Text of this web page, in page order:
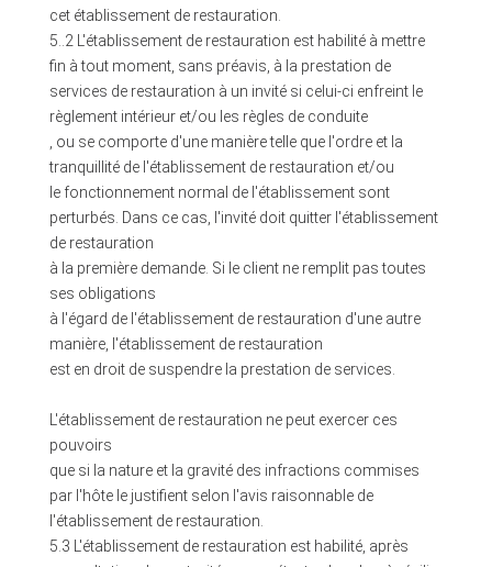
cet établissement de restauration.
5..2 L'établissement de restauration est habilité à mettre
fin à tout moment, sans préavis, à la prestation de
services de restauration à un invité si celui-ci enfreint le
règlement intérieur et/ou les règles de conduite
, ou se comporte d'une manière telle que l'ordre et la
tranquillité de l'établissement de restauration et/ou
le fonctionnement normal de l'établissement sont
perturbés. Dans ce cas, l'invité doit quitter l'établissement
de restauration
à la première demande. Si le client ne remplit pas toutes
ses obligations
à l'égard de l'établissement de restauration d'une autre
manière, l'établissement de restauration
est en droit de suspendre la prestation de services.
L'établissement de restauration ne peut exercer ces
pouvoirs
que si la nature et la gravité des infractions commises
par l'hôte le justifient selon l'avis raisonnable de
l'établissement de restauration.
5.3 L'établissement de restauration est habilité, après